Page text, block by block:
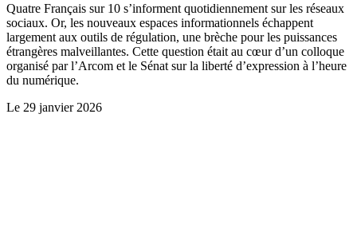
Quatre Français sur 10 s’informent quotidiennement sur les réseaux
sociaux. Or, les nouveaux espaces informationnels échappent
largement aux outils de régulation, une brèche pour les puissances
étrangères malveillantes. Cette question était au cœur d’un colloque
organisé par l’Arcom et le Sénat sur la liberté d’expression à l’heure
du numérique.
Le 29 janvier 2026